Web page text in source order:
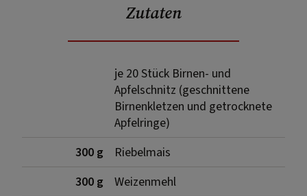
Zutaten
je 20 Stück Birnen- und
Apfelschnitz (geschnittene
Birnenkletzen und getrocknete
Apfelringe)
300 g
Riebelmais
300 g
Weizenmehl